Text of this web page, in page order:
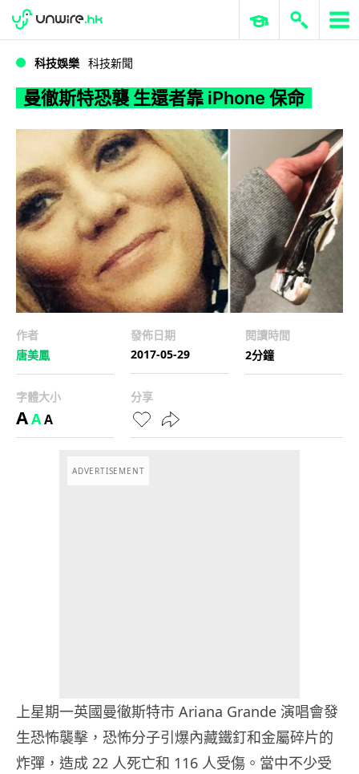
曼徹斯特恐襲 生還者靠 iPhone 保命
WWDC 2026 ERP 與商業 AI
科技娛樂 科技新聞
曼徹斯特恐襲 生還者靠 iPhone 保命
作者
唐美鳳
發佈日期
2017-05-29
閱讀時間
2分鐘
字體大小
AAA
分享
ADVERTISEMENT
上星期一英國曼徹斯特市 Ariana Grande 演唱會發
生恐怖襲擊，恐怖分子引爆內藏鐵釘和金屬碎片的
炸彈，造成 22 人死亡和 116 人受傷。當中不少受